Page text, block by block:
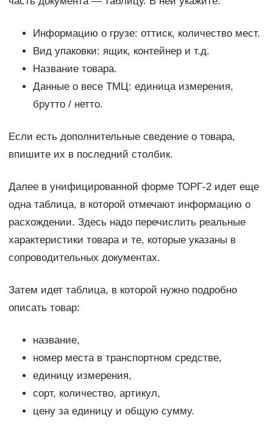
Информацию о грузе: оттиск, количество мест.
Вид упаковки: ящик, контейнер и т.д.
Название товара.
Данные о весе ТМЦ: единица измерения,
брутто / нетто.
Если есть дополнительные сведение о товара,
впишите их в последний столбик.
Далее в унифицированной форме ТОРГ-2 идет еще
одна таблица, в которой отмечают информацию о
расхождении. Здесь надо перечислить реальные
характеристики товара и те, которые указаны в
сопроводительных документах.
Затем идет таблица, в которой нужно подробно
описать товар:
название,
номер места в транспортном средстве,
единицу измерения,
сорт, количество, артикул,
цену за единицу и общую сумму.